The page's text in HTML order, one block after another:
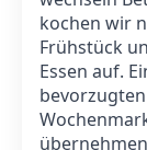
kochen wir
Frühstück
Essen auf.